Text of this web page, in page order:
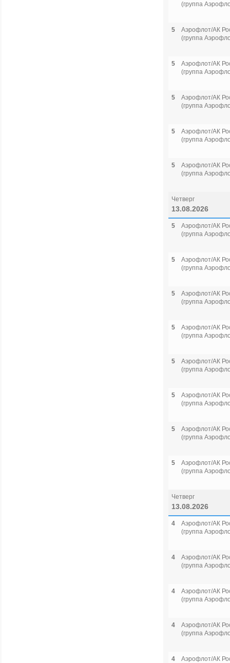
(группа
5
Аэрофлот/АК
(группа
5
Аэрофлот/АК
(группа
5
Аэрофлот/АК
(группа
5
Аэрофлот/АК
(группа
5
Аэрофлот/АК
(группа
Четверг
13.08.2026
5
Аэрофлот/АК
(группа
5
Аэрофлот/АК
(группа
5
Аэрофлот/АК
(группа
5
Аэрофлот/АК
(группа
5
Аэрофлот/АК
(группа
5
Аэрофлот/АК
(группа
5
Аэрофлот/АК
(группа
5
Аэрофлот/АК
(группа
Четверг
13.08.2026
4
Аэрофлот/АК
(группа
4
Аэрофлот/АК
(группа
4
Аэрофлот/АК
(группа
4
Аэрофлот/АК
(группа
4
Аэрофлот/АК